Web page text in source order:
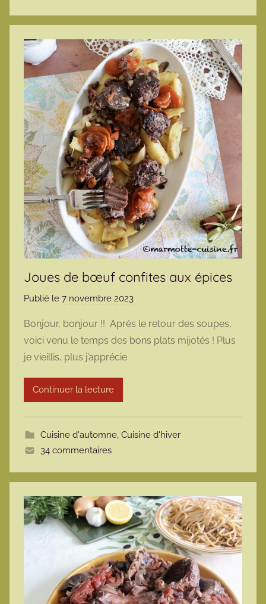
Joues de bœuf confites aux épices
Publié le 7 novembre 2023
r
m
t
Bonjour, bonjour !! Après le retour des soupes,
voici venu le temps des bons plats mijotés ! Plus
je vieillis, plus j’apprécie
Continuer la lecture
Cuisine d'automne, Cuisine d'hiver
34 commentaires